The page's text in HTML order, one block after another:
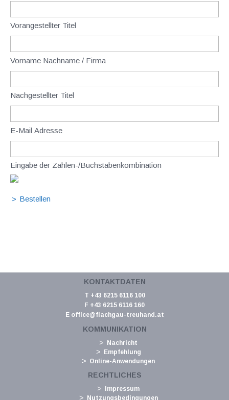
Vorangestellter Titel
Vorname Nachname / Firma
Nachgestellter Titel
E-Mail Adresse
Eingabe der Zahlen-/Buchstabenkombination
KONTAKTDATEN
T +43 6215 6116 100
F +43 6215 6116 160
E office@flachgau-treuhand.at
KOMMUNIKATION
Nachricht
Empfehlung
Online-Anwendungen
RECHTLICHES
Impressum
Nutzungsbedingungen